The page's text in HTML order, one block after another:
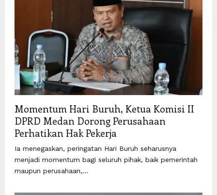
Momentum Hari Buruh, Ketua Komisi II
DPRD Medan Dorong Perusahaan
Perhatikan Hak Pekerja
Ia menegaskan, peringatan Hari Buruh seharusnya
menjadi momentum bagi seluruh pihak, baik pemerintah
maupun perusahaan,...